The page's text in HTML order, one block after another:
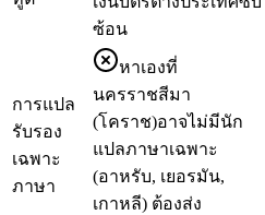
ซ้อน
การแปล
รับรอง
เฉพาะ
ภาษา
หาเองที่
นครราชสีมา
(โคราช)อาจไม่มีนัก
แปลภาษาเฉพาะ
(อาหรับ, เยอรมัน,
เกาหลี) ต้องส่ง